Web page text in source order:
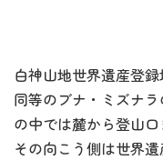
白神山地世界遺産登
同等のブナ・ミズナ
の中では麓から登山
その向こう側は世界